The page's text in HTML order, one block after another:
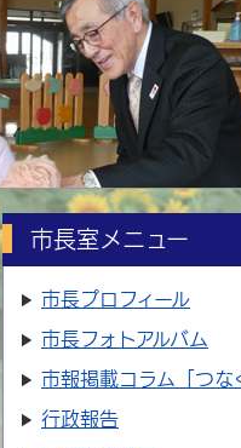
市長室メニュー
市長プロフィール
市長フォトアルバム
市報掲載コラム「つな
行政報告